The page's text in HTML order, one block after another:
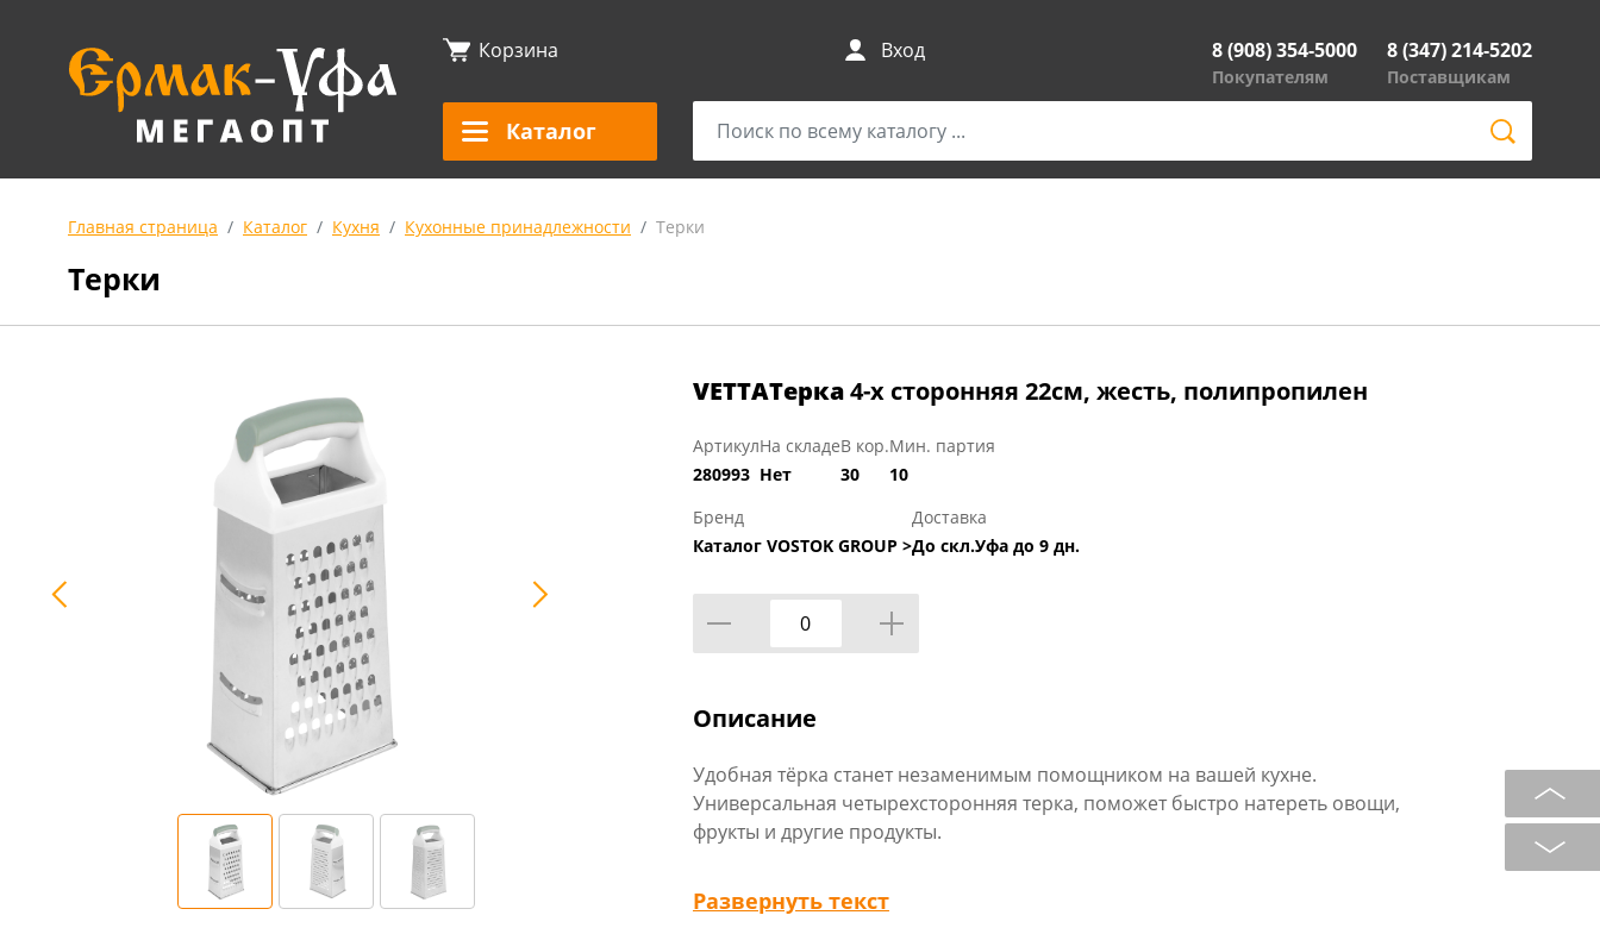
Корзина Вход 8 (908) 354-5000
Покупателям
8 (347) 214-5202
Поставщикам
Каталог
Главная страница Каталог Кухня Кухонные принадлежности Терки
Терки
VETTAТерка4-х сторонняя 22см, жесть, полипропилен
Артикул
280993
На складе
Нет
В кор.
30
Мин. партия
10
Бренд
Каталог VOSTOK GROUP >
Доставка
До скл.Уфа до 9 дн.
Описание
Удобная тёрка станет незаменимым помощником на вашей кухне.
Универсальная четырехсторонняя терка, поможет быстро натереть овощи,
фрукты и другие продукты.
Технические характеристики:
Тип товара : Терка
Развернуть текст